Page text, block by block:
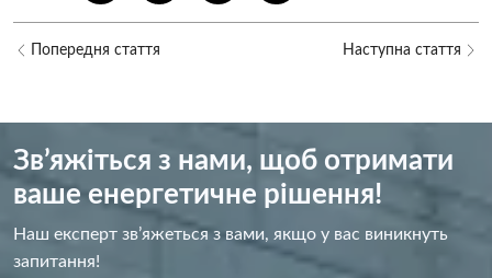
Попередня стаття Наступна стаття
Зв’яжіться з нами, щоб отримати
ваше енергетичне рішення!
Наш експерт зв’яжеться з вами, якщо у вас виникнуть
запитання!